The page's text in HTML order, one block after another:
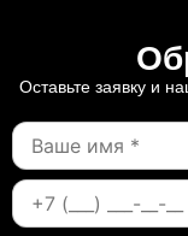
Оставьте заявку и